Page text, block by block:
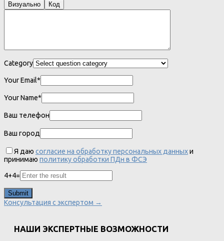
Визуально Код
Category
Your Email*
Your Name*
Ваш телефон
Ваш город
Я даю согласие на обработку персональных данныхи
принимаю политику обработки ПДн в ФСЭ
4+4=
Консультация с экспертом →
НАШИ ЭКСПЕРТНЫЕ ВОЗМОЖНОСТИ